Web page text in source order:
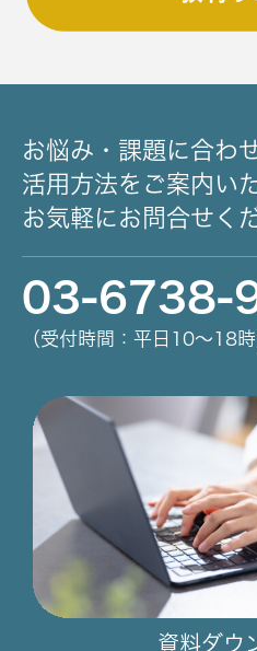
お悩み・課題に合わ
活用方法をご案内い
お気軽にお問合せく
03-6738-
（受付時間：平日10～18時
資料ダウ